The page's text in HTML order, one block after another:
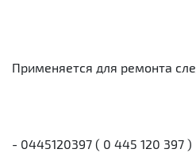
Применяется для ремонта
- 0445120397 ( 0 445 120 397 )